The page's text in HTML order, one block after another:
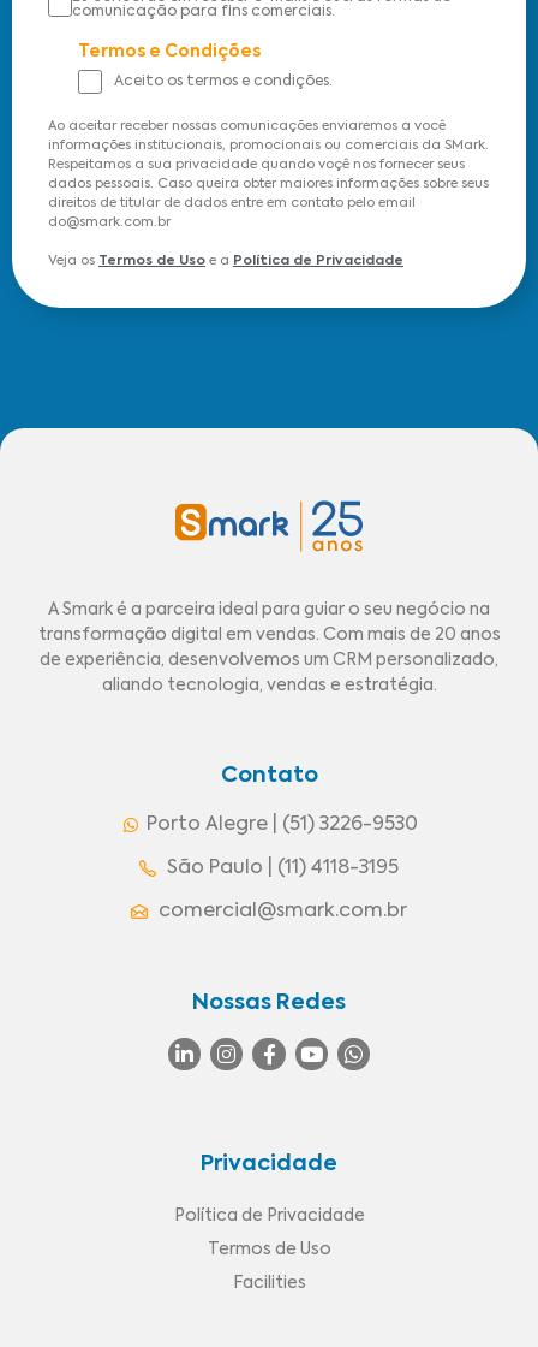
comunicação para fins comerciais.
Termos e Condições
Aceito os termos e condições.
Ao aceitar receber nossas comunicações enviaremos a você
informações institucionais, promocionais ou comerciais da SMark.
Respeitamos a sua privacidade quando voçê nos fornecer seus
dados pessoais. Caso queira obter maiores informações sobre seus
direitos de titular de dados entre em contato pelo email
do@smark.com.br
Veja os Termos de Uso e a Política de Privacidade
A Smark é a parceira ideal para guiar o seu negócio na
transformação digital em vendas. Com mais de 20 anos
de experiência, desenvolvemos um CRM personalizado,
aliando tecnologia, vendas e estratégia.
Contato
Porto Alegre | (51) 3226-9530
São Paulo | (11) 4118-3195
comercial@smark.com.br
Nossas Redes
Privacidade
Política de Privacidade
Termos de Uso
Facilities